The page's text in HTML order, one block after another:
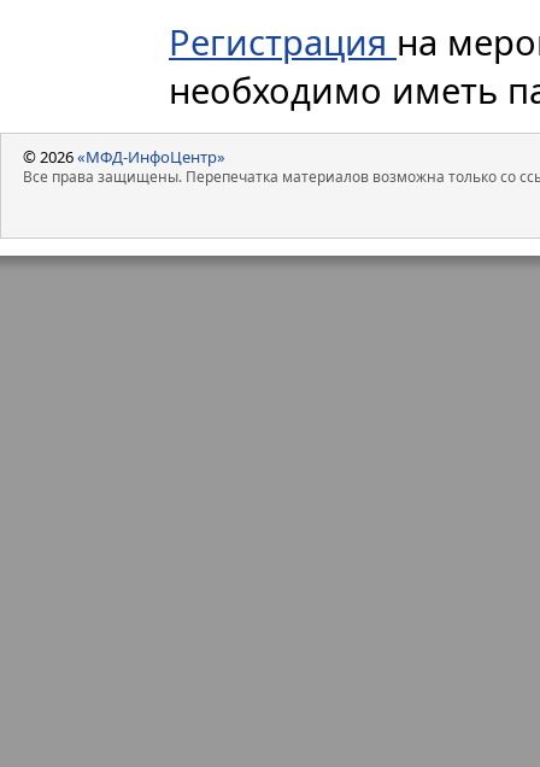
Регистрация на
необходимо иметь
© 2026«МФД-ИнфоЦентр»
Все права защищены. Перепечатка материалов возможна только со